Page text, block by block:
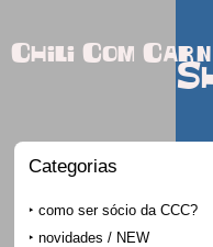
Chili Com
Categorias
como ser sócio da CCC?
novidades / NEW